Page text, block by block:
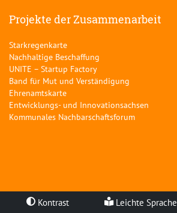
Kontrast Leichte Sprache
Projekte der Zusammenarbeit
Starkregenkarte
Nachhaltige Beschaffung
UNITE – Startup Factory
Band für Mut und Verständigung
Ehrenamtskarte
Entwicklungs- und Innovationsachsen
Kommunales Nachbarschaftsforum